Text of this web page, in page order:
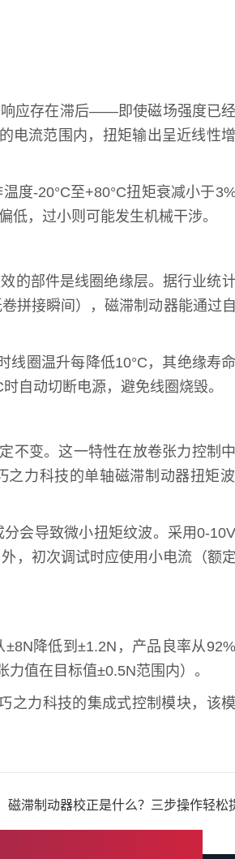
响应存在滞后——即使磁场强度已
的电流范围内，扭矩输出呈近线性
度-20°C至+80°C扭矩衰减小于
，过小则可能发生机械干涉。
的部件是线圈绝缘层。据行业统
拼接瞬间），磁滞制动器能通过
线圈温升每降低10°C，其绝缘寿
自动切断电源，避免线圈烧毁。
不变。这一特性在放卷张力控制
之力科技的单轴磁滞制动器扭矩
会导致微小扭矩纹波。采用0-
，初次调试时应使用小电流（额
降低到±1.2N，产品良率从
力值在目标值±0.5N范围内）。
之力科技的集成式控制模块，该
磁滞制动器校正是什么？三步操作轻松